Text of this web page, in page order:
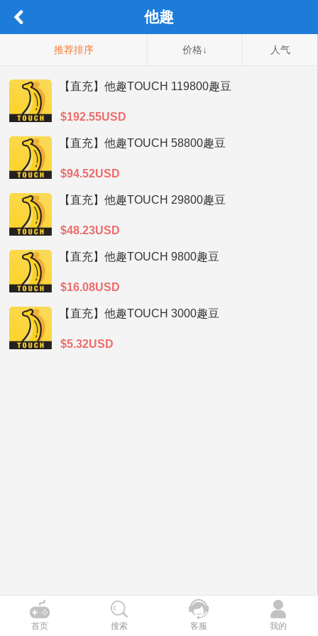
他趣
推荐排序 价格↓ 人气
【直充】他趣TOUCH 119800趣豆
$192.55USD
【直充】他趣TOUCH 58800趣豆
$94.52USD
【直充】他趣TOUCH 29800趣豆
$48.23USD
【直充】他趣TOUCH 9800趣豆
$16.08USD
【直充】他趣TOUCH 3000趣豆
$5.32USD
首页 搜索 客服 我的